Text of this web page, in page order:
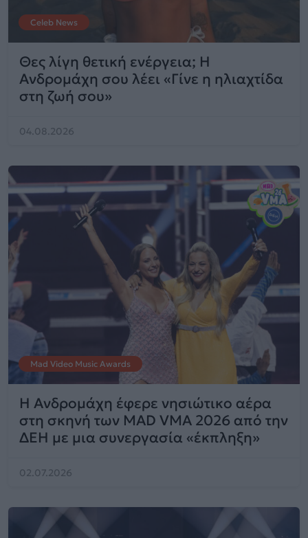
Celeb News
Θες λίγη θετική ενέργεια; Η
Ανδρομάχη σου λέει «Γίνε η ηλιαχτίδα
στη ζωή σου»
04.08.2026
Mad Video Music Awards
Η Ανδρομάχη έφερε νησιώτικο αέρα
στη σκηνή των MAD VMA 2026 από την
ΔΕΗ με μια συνεργασία «έκπληξη»
02.07.2026